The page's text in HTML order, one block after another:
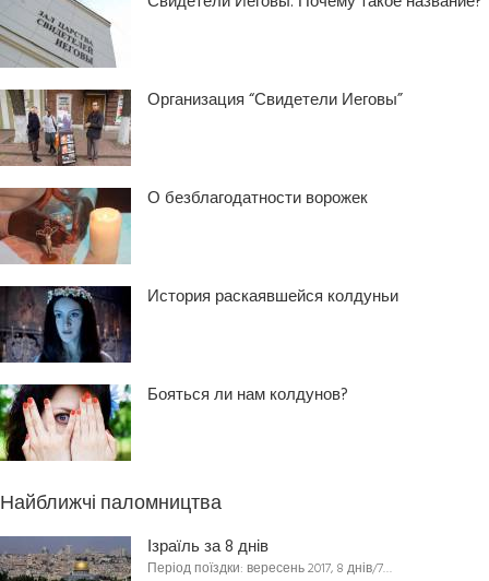
Организация “Свидетели Иеговы”
О безблагодатности ворожек
История раскаявшейся колдуньи
Бояться ли нам колдунов?
Найближчі паломництва
Ізраїль за 8 днів
Період поїздки: вересень 2017, 8 днів/7…